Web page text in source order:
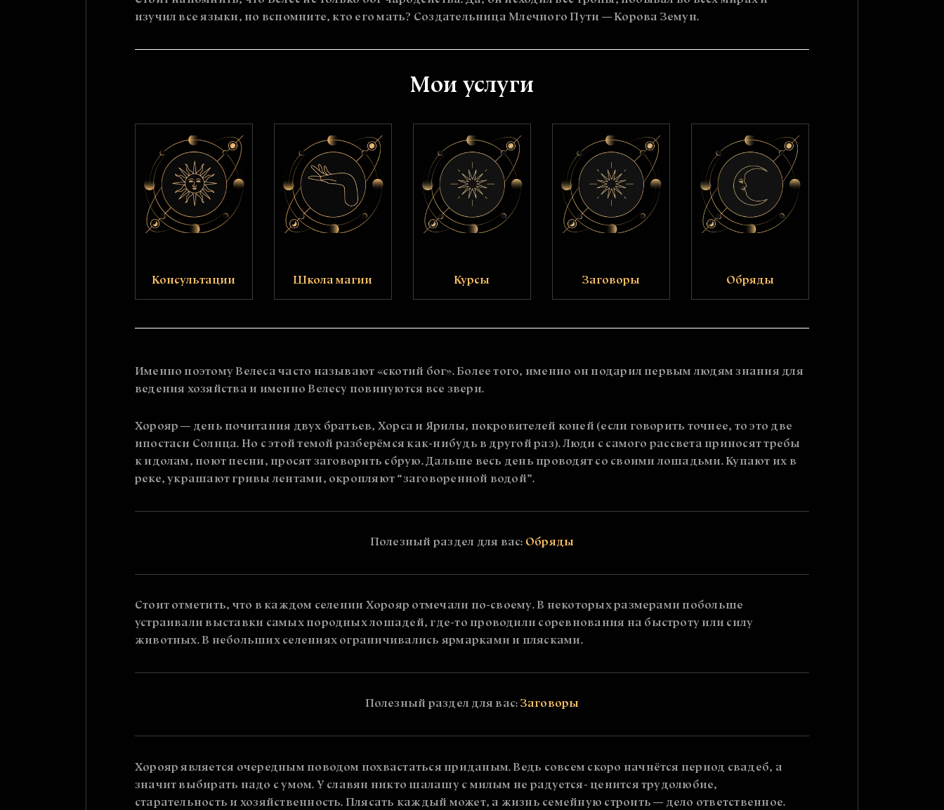
изучил все языки, но вспомните, кто его мать? Создательница Млечного Пути — Корова Земун.
Мои услуги
Консультации Школа магии Курсы Заговоры Обряды
Именно поэтому Велеса часто называют «скотий бог». Более того, именно он подарил первым людям знания для
ведения хозяйства и именно Велесу повинуются все звери.
Хорояр — день почитания двух братьев, Хорса и Ярилы, покровителей коней (если говорить точнее, то это две
ипостаси Солнца. Но с этой темой разберёмся как-нибудь в другой раз). Люди с самого рассвета приносят требы
к идолам, поют песни, просят заговорить сбрую. Дальше весь день проводят со своими лошадьми. Купают их в
реке, украшают гривы лентами, окропляют “заговоренной водой”.
Полезный раздел для вас: Обряды
Стоит отметить, что в каждом селении Хорояр отмечали по-своему. В некоторых размерами побольше
устраивали выставки самых породных лошадей, где-то проводили соревнования на быстроту или силу
животных. В небольших селениях ограничивались ярмарками и плясками.
Полезный раздел для вас: Заговоры
Хорояр является очередным поводом похвастаться приданым. Ведь совсем скоро начнётся период свадеб, а
значит выбирать надо с умом. У славян никто шалашу с милым не радуется- ценится трудолюбие,
старательность и хозяйственность. Плясать каждый может, а жизнь семейную строить — дело ответственное.